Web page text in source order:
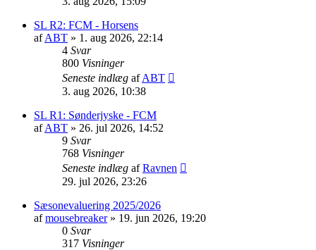
SL R2: FCM - Horsens
afABT » 1. aug 2026, 22:14
4 Svar
800 Visninger
Seneste indlæg afABT
3. aug 2026, 10:38
SL R1: Sønderjyske - FCM
afABT » 26. jul 2026, 14:52
9 Svar
768 Visninger
Seneste indlæg afRavnen
29. jul 2026, 23:26
Sæsonevaluering 2025/2026
afmousebreaker» 19. jun 2026, 19:20
0 Svar
317 Visninger